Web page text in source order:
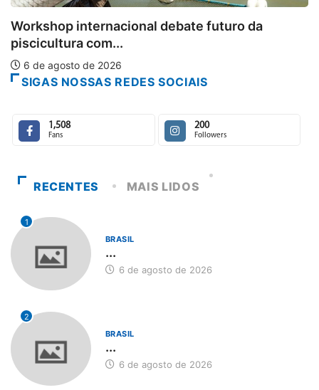
internacional debate futuro da
com...
agosto de 2026
SIGAS NOSSAS REDES SOCIAIS
1,508
Fans
200
Followers
RECENTES MAIS LIDOS
1
BRASIL
...
6 de agosto de 2026
2
BRASIL
...
6 de agosto de 2026